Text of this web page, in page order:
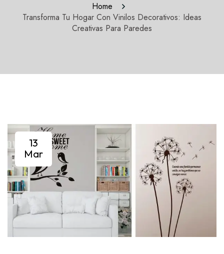
Home
Transforma Tu Hogar Con Vinilos Decorativos: Ideas
Creativas Para Paredes
13
Mar